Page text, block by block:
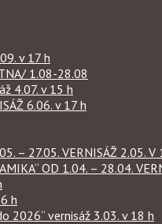
v 17 h
1.08-28.08
4.07. v 15 h
6.06. v 17 h
– 27.05. VERNISÁŽ 2.05. V
OD 1.04. – 28.04.
h
2026“ vernisáž 3.03. v 18 h